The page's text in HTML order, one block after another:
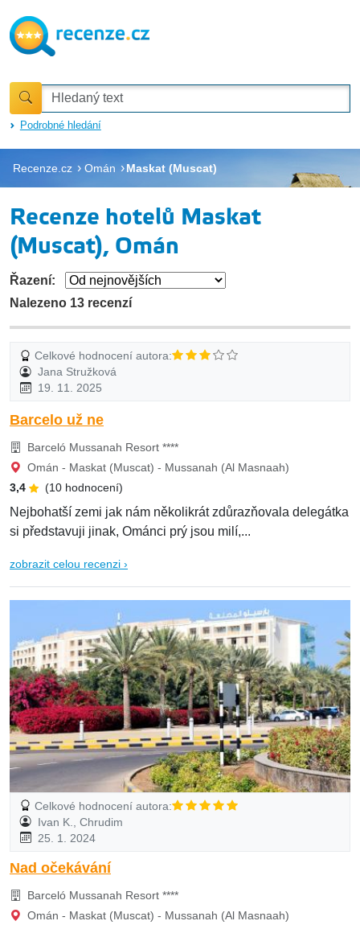
Podrobné hledání
Recenze.cz Omán Maskat (Muscat)
Recenze hotelů Maskat
(Muscat), Omán
Nalezeno 13 recenzí
Řazení:
Celkové hodnocení autora:
Jana Stružková
19. 11. 2025
Barcelo už ne
Barceló Mussanah Resort ****
Omán - Maskat (Muscat) - Mussanah (Al Masnaah)
3,4
(10 hodnocení)
Nejbohatší zemi jak nám několikrát zdůrazňovala delegátka
si představuji jinak, Ománci prý jsou milí,...
zobrazit celou recenzi ›
Celkové hodnocení autora:
Ivan K., Chrudim
25. 1. 2024
Nad očekávání
Barceló Mussanah Resort ****
Omán - Maskat (Muscat) - Mussanah (Al Masnaah)